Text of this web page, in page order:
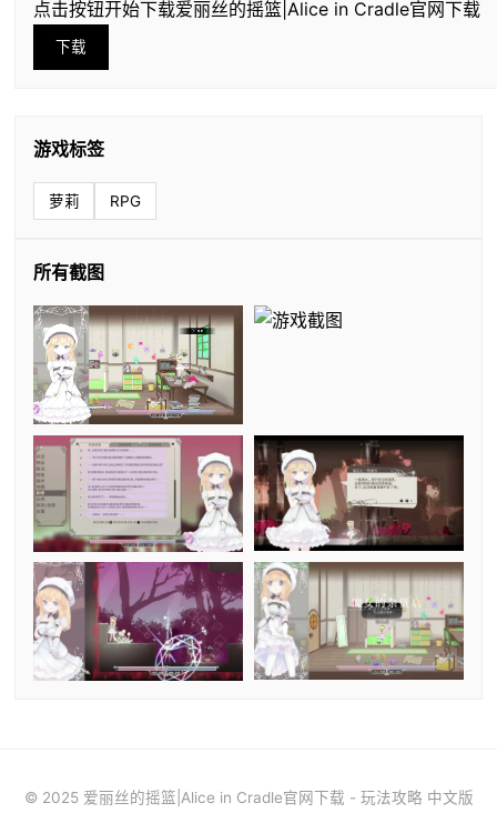
点击按钮开始下载爱丽丝的摇篮|Alice in Cradle官网下载
下载
游戏标签
萝莉 RPG
所有截图
© 2025 爱丽丝的摇篮|Alice in Cradle官网下载 - 玩法攻略 中文版